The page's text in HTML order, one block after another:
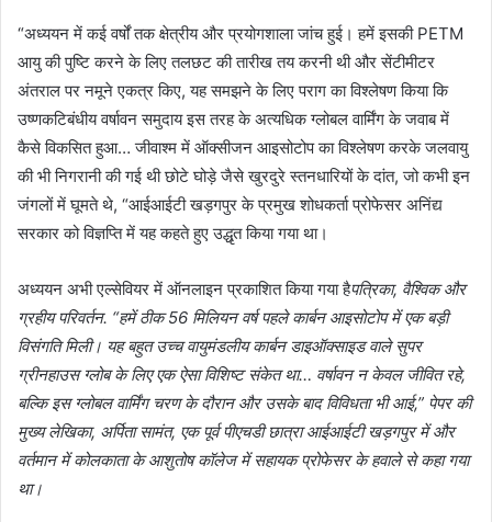
“अध्ययन में कई वर्षों तक क्षेत्रीय और प्रयोगशाला जांच हुई। हमें इसकी PETM
आयु की पुष्टि करने के लिए तलछट की तारीख तय करनी थी और सेंटीमीटर
अंतराल पर नमूने एकत्र किए, यह समझने के लिए पराग का विश्लेषण किया कि
उष्णकटिबंधीय वर्षावन समुदाय इस तरह के अत्यधिक ग्लोबल वार्मिंग के जवाब में
कैसे विकसित हुआ… जीवाश्म में ऑक्सीजन आइसोटोप का विश्लेषण करके जलवायु
की भी निगरानी की गई थी छोटे घोड़े जैसे खुरदुरे स्तनधारियों के दांत, जो कभी इन
जंगलों में घूमते थे, “आईआईटी खड़गपुर के प्रमुख शोधकर्ता प्रोफेसर अनिंद्य
सरकार को विज्ञप्ति में यह कहते हुए उद्धृत किया गया था।
अध्ययन अभी एल्सेवियर में ऑनलाइन प्रकाशित किया गया हैपत्रिका, वैश्विक और
ग्रहीय परिवर्तन. “हमें ठीक 56 मिलियन वर्ष पहले कार्बन आइसोटोप में एक बड़ी
विसंगति मिली। यह बहुत उच्च वायुमंडलीय कार्बन डाइऑक्साइड वाले सुपर
ग्रीनहाउस ग्लोब के लिए एक ऐसा विशिष्ट संकेत था… वर्षावन न केवल जीवित रहे,
बल्कि इस ग्लोबल वार्मिंग चरण के दौरान और उसके बाद विविधता भी आई,” पेपर की
मुख्य लेखिका, अर्पिता सामंत, एक पूर्व पीएचडी छात्रा आईआईटी खड़गपुर में और
वर्तमान में कोलकाता के आशुतोष कॉलेज में सहायक प्रोफेसर के हवाले से कहा गया
था।